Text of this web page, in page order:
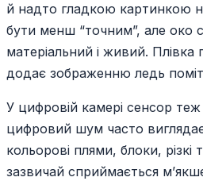
й надто гладкою картинкою
бути менш “точним”, але око
матеріальний і живий.
додає зображенню ледь
У цифровій камері сенсор
цифровий шум часто
кольорові плями, блоки, різкі
зазвичай сприймається